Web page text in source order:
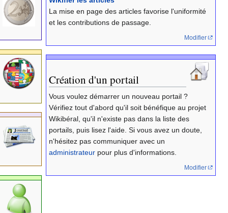
La mise en page des articles favorise l'uniformité
et les contributions de passage.
Modifier
Création d'un portail
Vous voulez démarrer un nouveau portail ?
Vérifiez tout d'abord qu'il soit bénéfique au projet
Wikibéral, qu'il n'existe pas dans la liste des
portails, puis lisez l'aide. Si vous avez un doute,
n'hésitez pas communiquer avec un
administrateur pour plus d'informations.
Modifier